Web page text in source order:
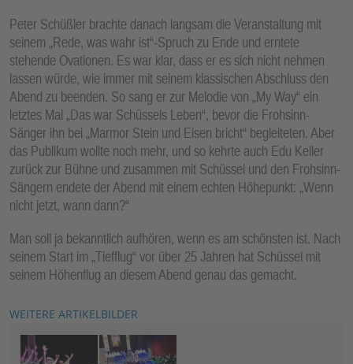
Peter Schüßler brachte danach langsam die Veranstaltung mit
seinem „Rede, was wahr ist“-Spruch zu Ende und erntete
stehende Ovationen. Es war klar, dass er es sich nicht nehmen
lassen würde, wie immer mit seinem klassischen Abschluss den
Abend zu beenden. So sang er zur Melodie von „My Way“ ein
letztes Mal „Das war Schüssels Leben“, bevor die Frohsinn-
Sänger ihn bei „Marmor Stein und Eisen bricht“ begleiteten. Aber
das Publikum wollte noch mehr, und so kehrte auch Edu Keller
zurück zur Bühne und zusammen mit Schüssel und den Frohsinn-
Sängern endete der Abend mit einem echten Höhepunkt: „Wenn
nicht jetzt, wann dann?“
Man soll ja bekanntlich aufhören, wenn es am schönsten ist. Nach
seinem Start im „Tiefflug“ vor über 25 Jahren hat Schüssel mit
seinem Höhenflug an diesem Abend genau das gemacht.
WEITERE ARTIKELBILDER